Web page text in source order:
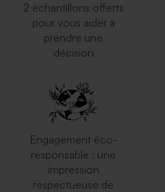
2 échantillons offerts
pour vous aider à
prendre une
décision
Engagement éco-
responsable : une
impression
respectueuse de